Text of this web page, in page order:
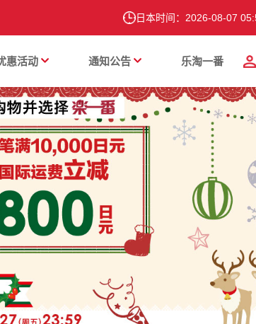
日本时间： 2026-08-07
惠活动 通知公告 乐淘一番